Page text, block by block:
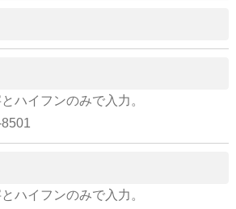
ハイフンのみで入力。
ハイフンのみで入力。